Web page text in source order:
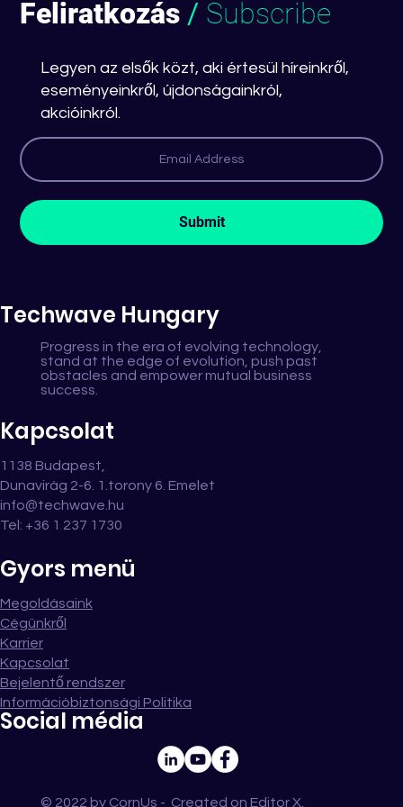
Dedikált SAP Grow csapattal kezdjuk
az új évet...
Feliratkozás / Subscribe
Legyen az elsők közt, aki értesül híreinkről,
eseményeinkről, újdonságainkról,
akcióinkról.
Submit
Techwave Hungary
Progress in the era of evolving technology,
stand at the edge of evolution, push past
obstacles and empower mutual business
success.
Kapcsolat
1138 Budapest,
Dunavirág 2-6. 1.torony 6. Emelet
info@techwave.hu
Tel: +36 1 237 1730
Gyors menü
Megoldásaink
Cégünkről
Karrier
Kapcsolat
Bejelentő rendszer
Információbiztonsági Politika
Social média
© 2022 by CornUs - Created on Editor X.